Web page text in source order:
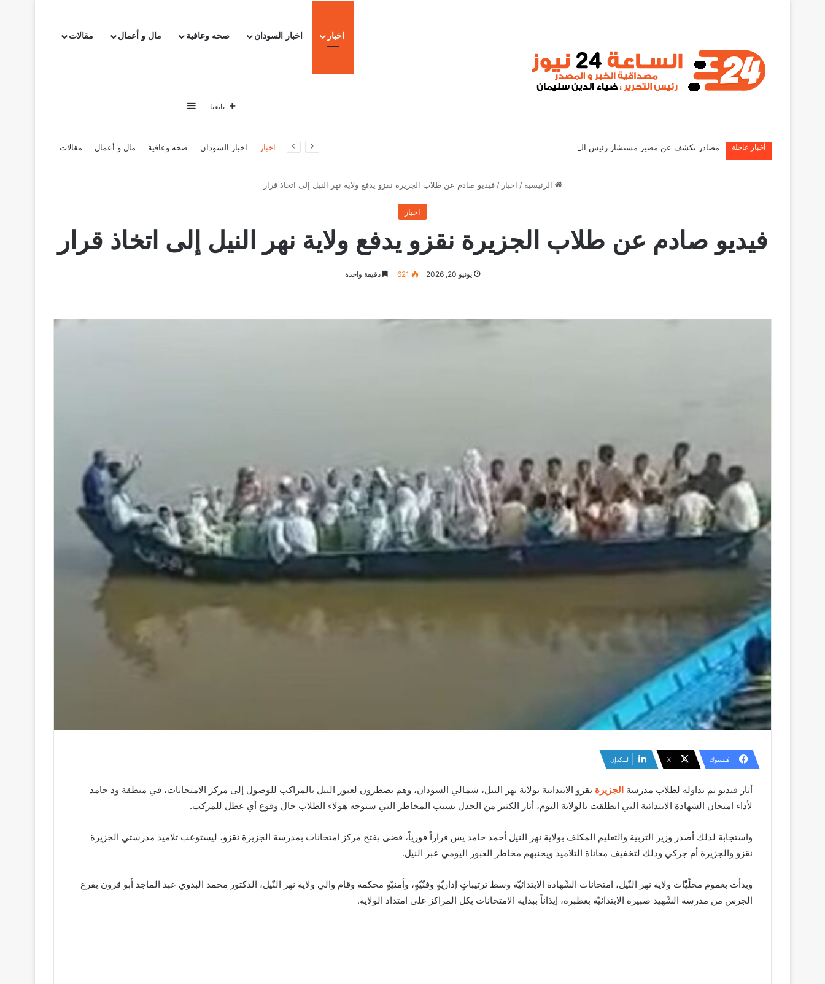
اخبار اخبار السودان صحه وعافية مال و أعمال مقالات
تابعنا إضافة عمود جانبي
أخبار عاجلة مصادر تكشف عن مصير مستشار رئيس الوزراء اخبار اخبار السودان صحه وعافية مال و أعمال مقالات
الرئيسية / اخبار / فيديو صادم عن طلاب الجزيرة نقزو يدفع ولاية نهر النيل إلى اتخاذ قرار
اخبار
فيديو صادم عن طلاب الجزيرة نقزو يدفع ولاية نهر النيل إلى اتخاذ قرار
يونيو 20, 2026 621 دقيقة واحدة
فيسبوك ‫X لينكدإن
أثار فيديو تم تداوله لطلاب مدرسة الجزيرة نقزو الابتدائية بولاية نهر النيل، شمالي السودان، وهم يضطرون لعبور النيل بالمراكب للوصول إلى مركز الامتحانات، في منطقة ود حامد
لأداء امتحان الشهادة الابتدائية التي انطلقت بالولاية اليوم، أثار الكثير من الجدل بسبب المخاطر التي ستوجه هؤلاء الطلاب حال وقوع أي عطل للمركب.
واستجابة لذلك أصدر وزير التربية والتعليم المكلف بولاية نهر النيل أحمد حامد يس قراراً فورياً، قضى بفتح مركز امتحانات بمدرسة الجزيرة نقزو، ليستوعب تلاميذ مدرستي الجزيرة
نقزو والجزيرة أم جركي وذلك لتخفيف معاناة التلاميذ ويجنبهم مخاطر العبور اليومي عبر النيل.
وبدأت بعموم محلّيّْات ولاية نهر النّيل، امتحانات الشّهادة الابتدائيّة وسط ترتيباتٍ إداريّةٍ وفنّيّةٍ، وأمنيّةٍ محكمة وقام والي ولاية نهر النّيل، الدكتور محمد البدوي عبد الماجد أبو قرون بقرع
الجرس من مدرسة الشّهيد صبيرة الابتدائيّة بعطبرة، إيذاناً ببداية الامتحانات بكل المراكز على امتداد الولاية.